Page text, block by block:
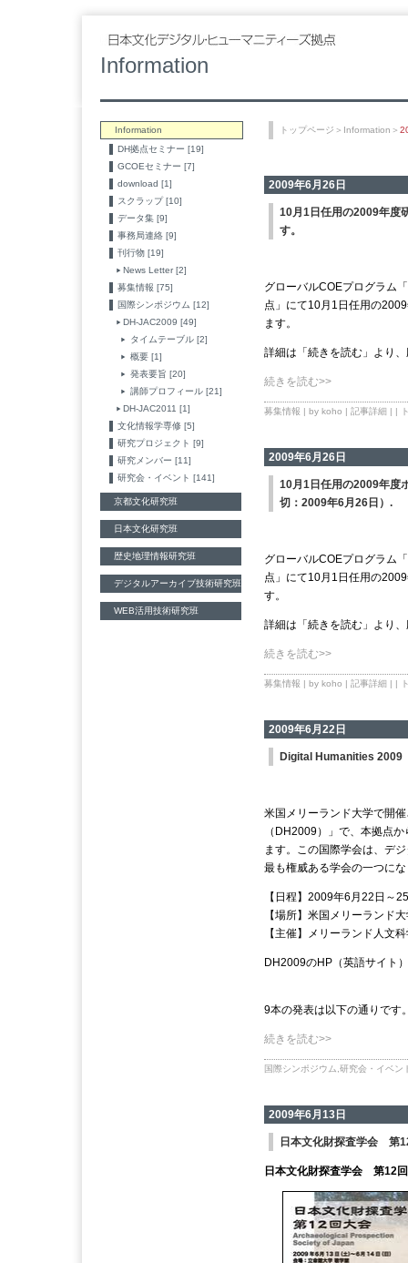
Information
Information
DH拠点セミナー [19]
GCOEセミナー [7]
download [1]
スクラップ [10]
データ集 [9]
事務局連絡 [9]
刊行物 [19]
News Letter [2]
募集情報 [75]
国際シンポジウム [12]
DH-JAC2009 [49]
タイムテーブル [2]
概要 [1]
発表要旨 [20]
講師プロフィール [21]
DH-JAC2011 [1]
文化情報学専修 [5]
研究プロジェクト [9]
研究メンバー [11]
研究会・イベント [141]
京都文化研究班
日本文化研究班
歴史地理情報研究班
デジタルアーカイブ技術研究班
WEB活用技術研究班
トップページ ＞ Information ＞
2009年6月26日
10月1日任用の2009年度
す。
グローバルCOEプログラム
点」にて10月1日任用の
ます。
詳細は「続きを読む」より
続きを読む>>
募集情報 | by koho | 記事詳細 | |
2009年6月26日
10月1日任用の2009年度
切：2009年6月26日）.
グローバルCOEプログラム
点」にて10月1日任用の
す。
詳細は「続きを読む」より
続きを読む>>
募集情報 | by koho | 記事詳細 | |
2009年6月22日
Digital Humanities 2009
米国メリーランド大学で開
（DH2009）」で、本拠点
ます。この国際学会は、デ
最も権威ある学会の一つに
【日程】2009年6月22日～
【場所】米国メリーランド
【主催】メリーランド人文
DH2009のHP（英語サイ
9本の発表は以下の通りです
続きを読む>>
国際シンポジウム 研究会・イベン
2009年6月13日
日本文化財探査学会 第
日本文化財探査学会 第12